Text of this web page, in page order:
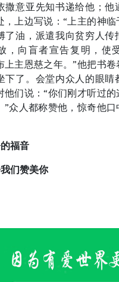
撒意亚先知书递给他；他
，上边写说：“上主的神
了油，派遣我向贫穷人传
，向盲者宣告复明，使
上主恩慈之年。”他把书
下了。会堂内众人的眼睛
他们说：“你们刚才听过
”众人都称赞他，惊奇他
福音
们赞美你